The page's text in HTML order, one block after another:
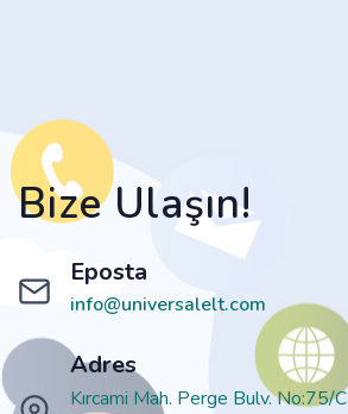
Bize Ulaşın!
Eposta
info@universalelt.com
Adres
Kırcami Mah. Perge Bulv. No:75/C